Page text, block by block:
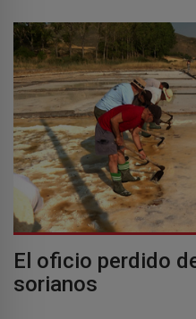
El oficio perdido
sorianos